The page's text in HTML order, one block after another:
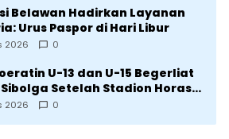
Belawan Hadirkan Layanan
Urus Paspor di Hari Libur
2026 0
U-13 dan U-15 Begerliat
Setelah Stadion Horas
Wali Kota
2026 0